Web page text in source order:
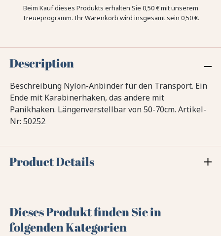
Beim Kauf dieses Produkts erhalten Sie 0,50 €mit unserem
Treueprogramm. Ihr Warenkorb wird insgesamt sein 0,50 €.
Description
Beschreibung Nylon-Anbinder für den Transport. Ein
Ende mit Karabinerhaken, das andere mit
Panikhaken. Längenverstellbar von 50-70cm. Artikel-
Nr: 50252
Product Details
Dieses Produkt finden Sie in
folgenden Kategorien